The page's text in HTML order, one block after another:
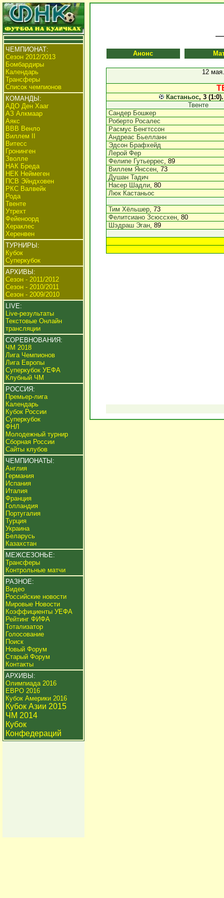
ЧЕМПИОНАТ:
Сезон 2012/2013
Бомбардиры
Календарь
Трансферы
Список чемпионов
КОМАНДЫ:
АДО Ден Хааг
АЗ Алкмаар
Аякс
ВВВ Венло
Виллем II
Витесс
Гронинген
Зволле
НАК Бреда
НЕК Неймеген
ПСВ Эйндховен
РКС Валвейк
Рода
Твенте
Утрехт
Фейеноорд
Хераклес
Херенвен
ТУРНИРЫ:
Кубок
Суперкубок
АРХИВЫ:
Сезон - 2011/2012
Сезон - 2010/2011
Сезон - 2009/2010
LIVE:
Live-результаты
Текстовые Онлайн
трансляции
СОРЕВНОВАНИЯ:
ЧМ 2018
Лига Чемпионов
Лига Европы
Суперкубок УЕФА
Клубный ЧМ
РОССИЯ:
Премьер-лига
Календарь
Кубок России
Суперкубок
ФНЛ
Молодежный турнир
Сборная России
Сайты клубов
ЧЕМПИОНАТЫ:
Англия
Германия
Испания
Италия
Франция
Голландия
Португалия
Турция
Украина
Беларусь
Казахстан
МЕЖСЕЗОНЬЕ:
Трансферы
Контрольные матчи
РАЗНОЕ:
Видео
Российские новости
Мировые Новости
Коэффициенты УЕФА
Рейтинг ФИФА
Тотализатор
Голосование
Поиск
Новый Форум
Старый Форум
Контакты
АРХИВЫ:
Олимпиада 2016
ЕВРО 2016
Кубок Америки 2016
Кубок Азии 2015
ЧМ 2014
Кубок
Конфедераций
Анонс
12
Кастаньос, 3
Твенте
Сандер Бошкер
Роберто Росалес
Расмус Бенгтссон
Андреас Бьелланн
Эдсон Брафхейд
Лерой Фер
Фелипе Гутьеррес, 89
Виллем Янссен, 73
Душан Тадич
Насер Шадли, 80
Люк Кастаньос
Тим Хёльшер, 73
Фелитсиано Зсюссхен, 80
Шэдраш Эган, 89